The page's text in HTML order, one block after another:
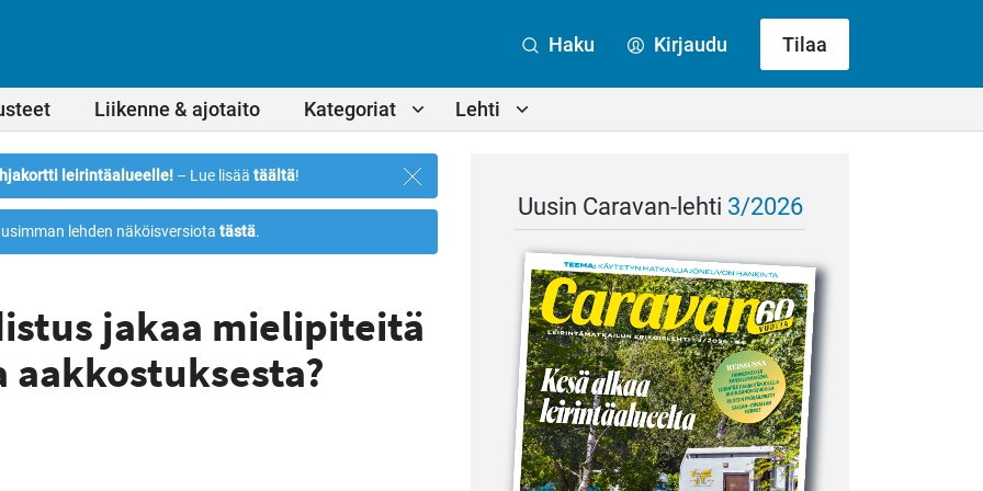
Liikenne & ajotaito Kategoriat Lehti
Haku Kirjaudu Tilaa
leirintäalueelle! – Lue lisää täältä!
Sulje
ilmoitus
lehden näköisversiota tästä.
jakaa mielipiteitä
Uusin Caravan-lehti 3/2026